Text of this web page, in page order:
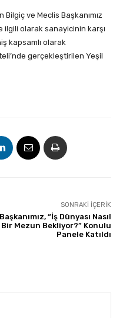
Bilgiç ve Meclis Başkanımız
ilgili olarak sanayicinin karşı
kapsamlı olarak
gerçekleştirilen Yeşil
SONRAKI İÇERIK
Başkanımız, “İş Dünyası Nasıl
Bir Mezun Bekliyor?” Konulu
Panele Katıldı